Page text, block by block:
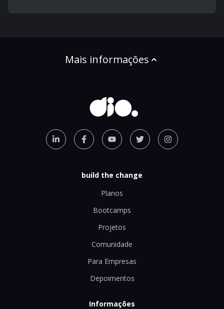
Mais informações
build the change
Planos
Bootcamps
Projetos
Comunidade
Para Empresas
Depoimentos
Informações